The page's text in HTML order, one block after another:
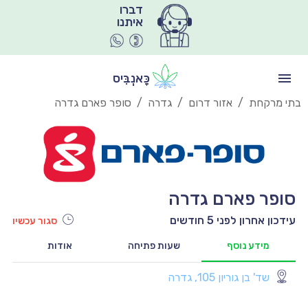
איתנו
כָּאנְבִּיס
בתי מרקחת / אזור דרום / גדרה / סופר פארם גדרה
סופר פארם גדרה
עידכון אחרון לפני 5 חודשים סגור עכשיו
מידע נוסף שעות פתיחה אודות
שד' בן גוריון 105, גדרה